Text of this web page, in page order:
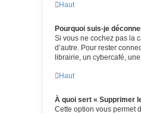
Haut
Pourquoi suis-je
Si vous ne cochez pas la
d’autre. Pour rester
librairie, un cybercafé,
Haut
À quoi sert « Supprimer
Cette option vous permet